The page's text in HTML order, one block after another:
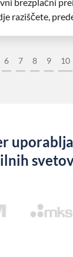
6 7 8 9 10
raziščete,